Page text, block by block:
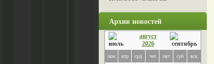
Архив новостей
август
2026
пон втр срд чет пят суб вск